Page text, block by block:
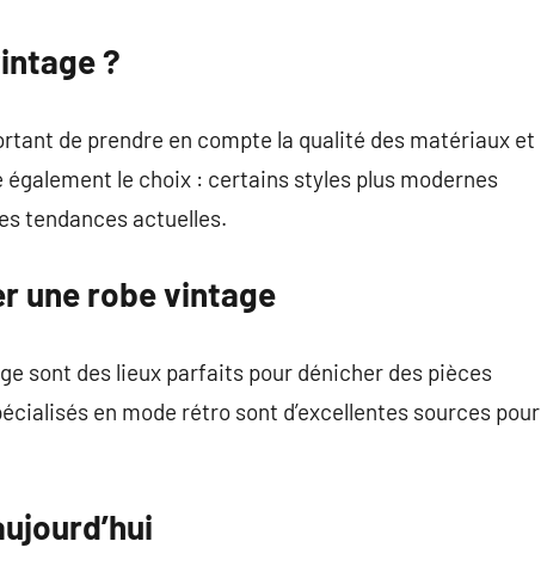
?
de prendre en compte la qualité des matériaux et
également le choix : certains styles plus modernes
tendances actuelles.
une robe vintage
sont des lieux parfaits pour dénicher des pièces
en mode rétro sont d’excellentes sources pour